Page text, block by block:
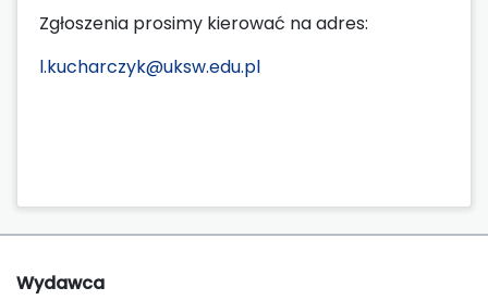
Zgłoszenia prosimy kierować na adres:
l.kucharczyk@uksw.edu.pl
Wydawca